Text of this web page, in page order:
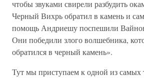
чтобы звуками свирели разбудить
Черный Вихрь обратил в камень и
помощь Андриешу поспешили
Они победили злого волшебника,
обратился в черный камень».
Тут мы приступаем к одной из самых